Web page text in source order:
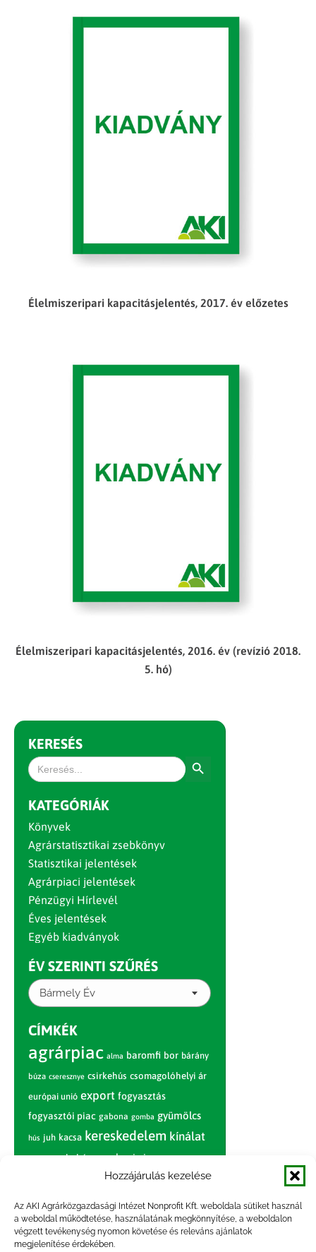
Hozzájárulás kezelése
Az AKI Agrárközgazdasági Intézet Nonprofit Kft. weboldala sütiket használ
a weboldal működtetése, használatának megkönnyítése, a weboldalon
végzett tevékenység nyomon követése és releváns ajánlatok
megjelenítése érdekében.
Élelmiszeripari kapacitásjelentés, 2017. év előzetes
Élelmiszeripari kapacitásjelentés, 2016. év (revízió 2018.
5. hó)
KERESÉS
Search
for:
KATEGÓRIÁK
Könyvek
Agrárstatisztikai zsebkönyv
Statisztikai jelentések
Agrárpiaci jelentések
Pénzügyi Hírlevél
Éves jelentések
Egyéb kiadványok
ÉV SZERINTI SZŰRÉS
Bármely Év
CÍMKÉK
agrárpiac alma baromfi bor bárány
búza cseresznye csirkehús csomagolóhelyi ár
európai unió export fogyasztás
fogyasztói piac gabona gomba gyümölcs
hús juh kacsa kereskedelem kínálat
körte marhahús nagybani piac narancs
nemzetközi árinformációk
paradicsom piac piaci jelentés
pulyka pulykahús sertés sertéshús
szarvasmarha termelés termelői